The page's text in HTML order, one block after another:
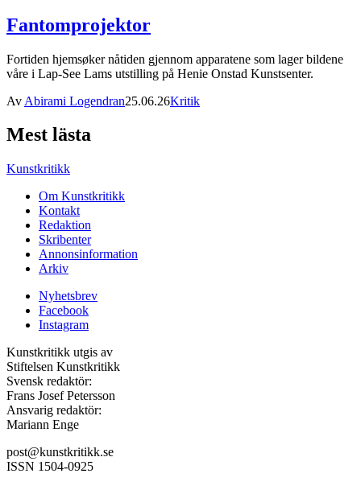
Fantomprojektor
Fortiden hjemsøker nåtiden gjennom apparatene som lager bildene
våre i Lap-See Lams utstilling på Henie Onstad Kunstsenter.
Av Abirami Logendran25.06.26Kritik
Mest lästa
Kunstkritikk
Om Kunstkritikk
Kontakt
Redaktion
Skribenter
Annonsinformation
Arkiv
Nyhetsbrev
Facebook
Instagram
Kunstkritikk utgis av
Stiftelsen Kunstkritikk
Svensk redaktör:
Frans Josef Petersson
Ansvarig redaktör:
Mariann Enge
post@kunstkritikk.se
ISSN 1504-0925